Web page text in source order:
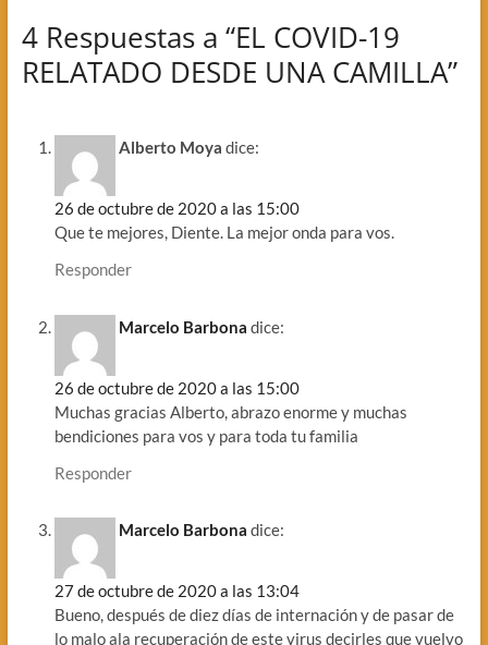
4 Respuestas a “EL COVID-19
RELATADO DESDE UNA CAMILLA”
Alberto Moya dice:
26 de octubre de 2020 a las 15:00
Que te mejores, Diente. La mejor onda para vos.
Responder
Marcelo Barbona dice:
26 de octubre de 2020 a las 15:00
Muchas gracias Alberto, abrazo enorme y muchas
bendiciones para vos y para toda tu familia
Responder
Marcelo Barbona dice:
27 de octubre de 2020 a las 13:04
Bueno, después de diez días de internación y de pasar de
lo malo ala recuperación de este virus decirles que vuelvo